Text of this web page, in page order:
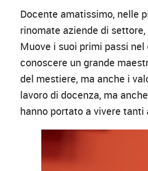
Docente amatissimo, nelle
rinomate aziende di settore,
Muove i suoi primi passi
conoscere un grande
del mestiere, ma anche i
lavoro di docenza, ma
hanno portato a vivere